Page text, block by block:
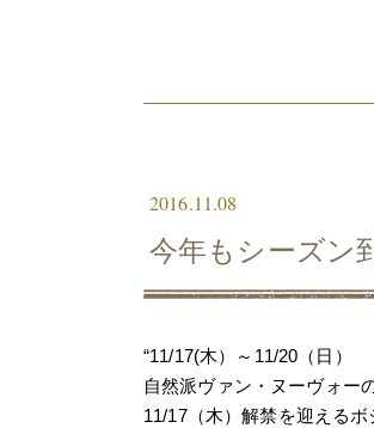
2016.11.08
今年もシーズン
“11/17(木）～11/20（日）
自然派ヴァン・ヌーヴォー
11/17（木）解禁を迎える